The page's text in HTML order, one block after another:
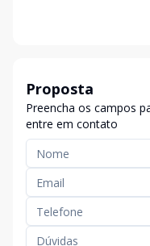
Proposta
Preencha os campos
entre em contato